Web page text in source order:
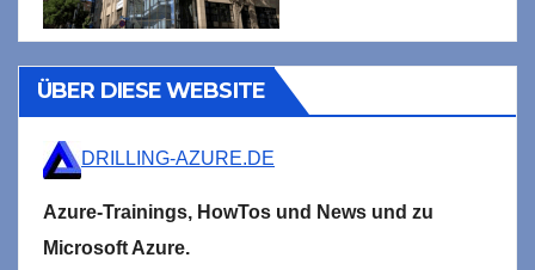
ÜBER DIESE WEBSITE
DRILLING-AZURE.DE
Azure-Trainings, HowTos und News und zu
Microsoft Azure.